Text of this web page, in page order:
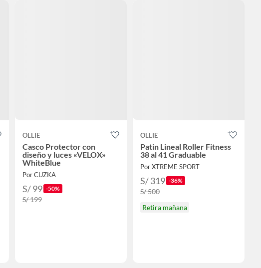
OLLIE
Casco Protector con
diseño y luces «VELOX»
WhiteBlue
Por CUZKA
S/ 99 -50%
S/ 199
OLLIE
Patin Lineal Roller Fitness
38 al 41 Graduable
Por XTREME SPORT
S/ 319 -36%
S/ 500
Retira mañana